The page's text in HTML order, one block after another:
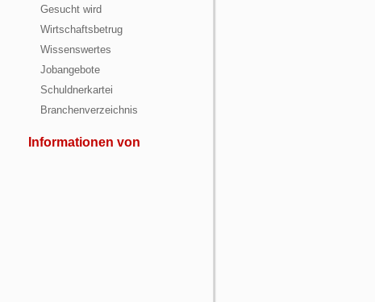
Gesucht wird
Wirtschaftsbetrug
Wissenswertes
Jobangebote
Schuldnerkartei
Branchenverzeichnis
Informationen von